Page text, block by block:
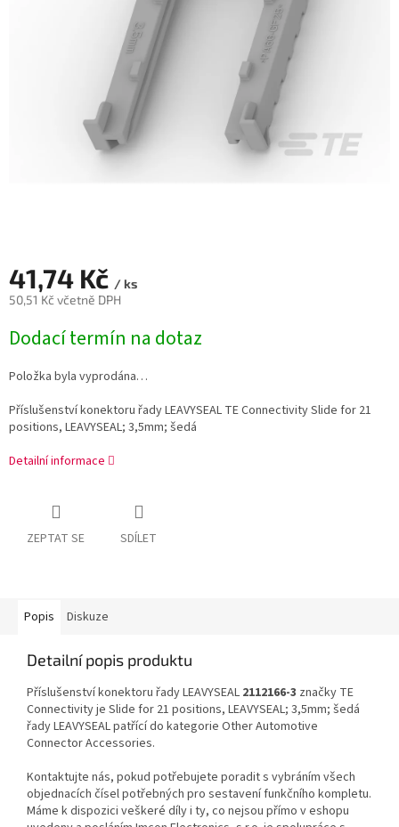
41,74 Kč / ks
50,51 Kč včetně DPH
cena:
Dodací termín na dotaz
Položka byla vyprodána…
Příslušenství konektoru řady LEAVYSEAL TE Connectivity Slide for 21
positions, LEAVYSEAL; 3,5mm; šedá
Detailní informace
ZEPTAT SE SDÍLET
Popis Diskuze
Detailní popis produktu
Příslušenství konektoru řady LEAVYSEAL 2112166-3 značky TE
Connectivity je Slide for 21 positions, LEAVYSEAL; 3,5mm; šedá
řady LEAVYSEAL patřící do kategorie Other Automotive
Connector Accessories.
Kontaktujte nás, pokud potřebujete poradit s vybráním všech
objednacích čísel potřebných pro sestavení funkčního kompletu.
Máme k dispozici veškeré díly i ty, co nejsou přímo v eshopu